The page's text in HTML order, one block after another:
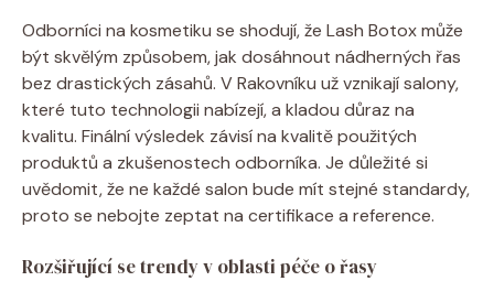
Odborníci na kosmetiku se shodují, že Lash Botox může
být skvělým způsobem, jak dosáhnout nádherných řas
bez drastických zásahů. V Rakovníku už vznikají salony,
které tuto technologii nabízejí, a kladou důraz na
kvalitu. Finální výsledek závisí na kvalitě použitých
produktů a zkušenostech odborníka. Je důležité si
uvědomit, že ne každé salon bude mít stejné standardy,
proto se nebojte zeptat na certifikace a reference.
Rozšiřující se trendy v oblasti péče o řasy